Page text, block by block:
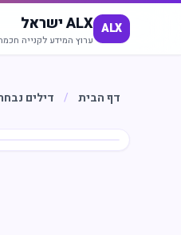
ALX ALX ישראל
ערוץ המידע לקנייה
דף הבית / דילים